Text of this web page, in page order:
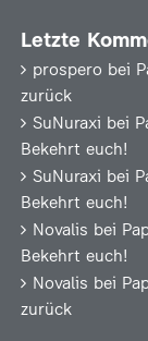
Letzte
prospero bei
zurück
SuNuraxi bei
Bekehrt euch!
SuNuraxi bei
Bekehrt euch!
Novalis bei
Bekehrt euch!
Novalis bei
zurück